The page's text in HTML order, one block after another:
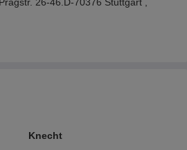
Knecht